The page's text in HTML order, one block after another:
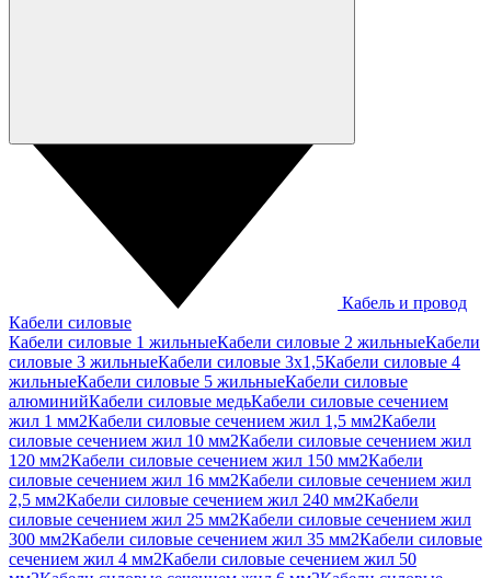
Кабель и провод
Кабели силовые
Кабели силовые 1 жильныеКабели силовые 2 жильныеКабели
силовые 3 жильныеКабели силовые 3х1,5Кабели силовые 4
жильныеКабели силовые 5 жильныеКабели силовые
алюминийКабели силовые медьКабели силовые сечением
жил 1 мм2Кабели силовые сечением жил 1,5 мм2Кабели
силовые сечением жил 10 мм2Кабели силовые сечением жил
120 мм2Кабели силовые сечением жил 150 мм2Кабели
силовые сечением жил 16 мм2Кабели силовые сечением жил
2,5 мм2Кабели силовые сечением жил 240 мм2Кабели
силовые сечением жил 25 мм2Кабели силовые сечением жил
300 мм2Кабели силовые сечением жил 35 мм2Кабели силовые
сечением жил 4 мм2Кабели силовые сечением жил 50